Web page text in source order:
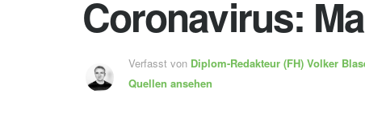
Coronavirus:
Verfasst von Diplom-Redakteur (FH) Volker
Quellen ansehen